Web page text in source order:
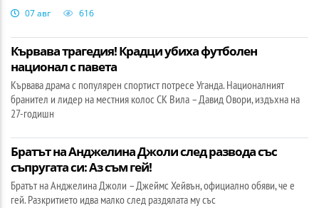
07 авг 616
Кървава трагедия! Крадци убиха футболен
национал с павета
Кървава драма с популярен спортист потресе Уганда. Националният
бранител и лидер на местния колос СК Вила – Давид Овори, издъхна на
27-годишн
Братът на Анджелина Джоли след развода със
съпругата си: Аз съм гей!
Братът на Анджелина Джоли – Джеймс Хейвън, официално обяви, че е
гей. Разкритието идва малко след раздялата му със